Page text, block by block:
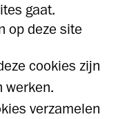
gaat.
op deze site
cookies zijn
werken.
verzamelen